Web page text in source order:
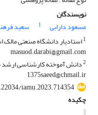
نویسندگان
مسعود دارابی
1 سعید
1استادیار دانشگاه صنعتی مالک
masuod.darabi@gmail.com
2دانش آموخته کارشناسی ارشد
1375saeed@chmail.ir
iamu.2023.714354
چکیده